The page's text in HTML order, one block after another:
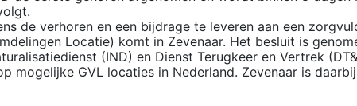
de verhoren en een bijdrage te leveren aan een
Locatie) komt in Zevenaar. Het besluit is
(IND) en Dienst Terugkeer en Vertrek
mogelijke GVL locaties in Nederland. Zevenaar is